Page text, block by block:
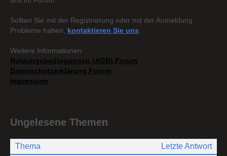
Sollten Sie mit der Registrierung oder mit der Anmeldung
Probleme haben, kontaktieren Sie uns
Weitere Informationen:
Nutzungsbedingungen (AGB) Forum
Datenschutzerklärung Forum
Impressum
Ungelesene Themen
Thema Letzte Antwort